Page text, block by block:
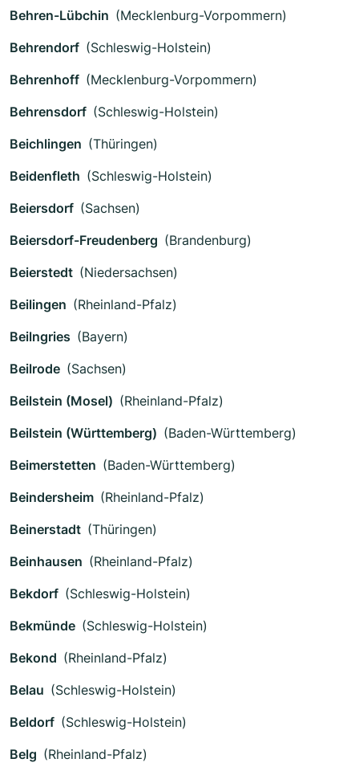
Behren-Lübchin (Mecklenburg-Vorpommern)
Behrendorf (Schleswig-Holstein)
Behrenhoff (Mecklenburg-Vorpommern)
Behrensdorf (Schleswig-Holstein)
Beichlingen (Thüringen)
Beidenfleth (Schleswig-Holstein)
Beiersdorf (Sachsen)
Beiersdorf-Freudenberg (Brandenburg)
Beierstedt (Niedersachsen)
Beilingen (Rheinland-Pfalz)
Beilngries (Bayern)
Beilrode (Sachsen)
Beilstein (Mosel) (Rheinland-Pfalz)
Beilstein (Württemberg) (Baden-Württemberg)
Beimerstetten (Baden-Württemberg)
Beindersheim (Rheinland-Pfalz)
Beinerstadt (Thüringen)
Beinhausen (Rheinland-Pfalz)
Bekdorf (Schleswig-Holstein)
Bekmünde (Schleswig-Holstein)
Bekond (Rheinland-Pfalz)
Belau (Schleswig-Holstein)
Beldorf (Schleswig-Holstein)
Belg (Rheinland-Pfalz)